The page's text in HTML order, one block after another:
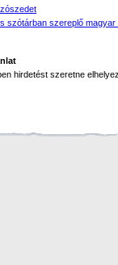
szótárban szereplő magyar
hirdetést szeretne